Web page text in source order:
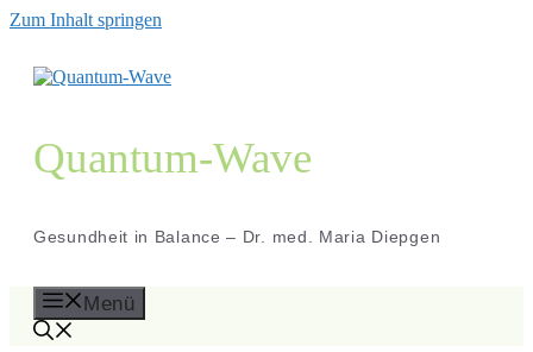
Zum Inhalt springen
Quantum-Wave
Gesundheit in Balance – Dr. med. Maria Diepgen
Menü